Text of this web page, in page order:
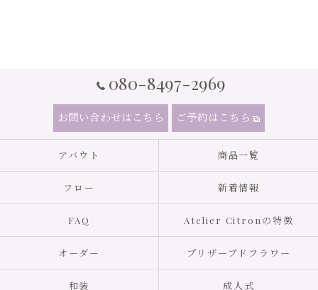
080-8497-2969
お問い合わせはこちら ご予約はこちら
アバウト 商品一覧
フロー 新着情報
FAQ Atelier Citronの特徴
オーダー プリザーブドフラワー
和装 成人式